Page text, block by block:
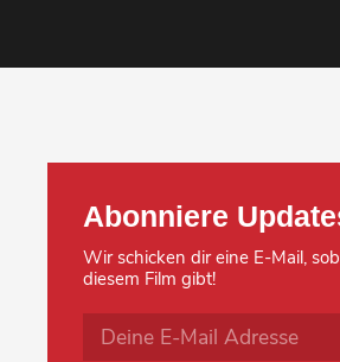
Abonniere
Wir schicken dir eine E-Mail,
diesem Film gibt!